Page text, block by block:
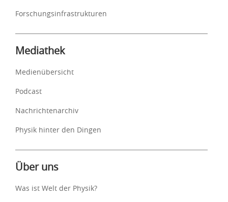
Forschungsinfrastrukturen
Mediathek
Medienübersicht
Podcast
Nachrichtenarchiv
Physik hinter den Dingen
Über uns
Was ist Welt der Physik?